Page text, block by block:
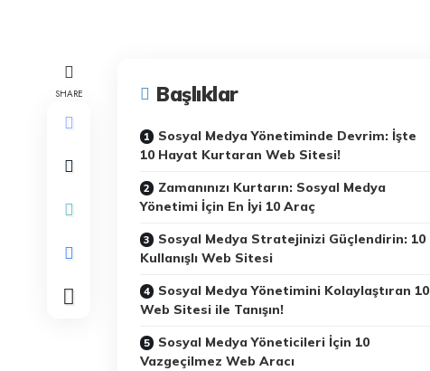
SHARE Başlıklar
Sosyal Medya Yönetiminde Devrim: İşte
10 Hayat Kurtaran Web Sitesi!
Zamanınızı Kurtarın: Sosyal Medya
Yönetimi İçin En İyi 10 Araç
Sosyal Medya Stratejinizi Güçlendirin: 10
Kullanışlı Web Sitesi
Sosyal Medya Yönetimini Kolaylaştıran 10
Web Sitesi ile Tanışın!
Sosyal Medya Yöneticileri İçin 10
Vazgeçilmez Web Aracı